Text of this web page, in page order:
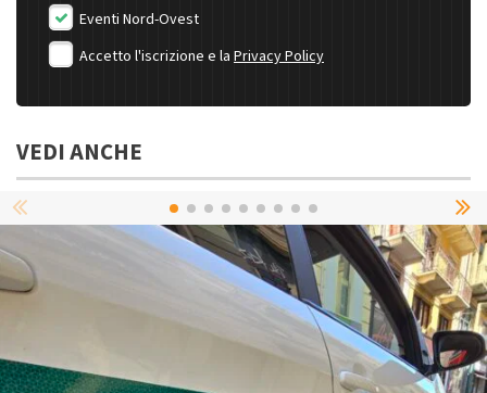
Eventi Nord-Ovest
Accetto l'iscrizione e la Privacy Policy
VEDI ANCHE